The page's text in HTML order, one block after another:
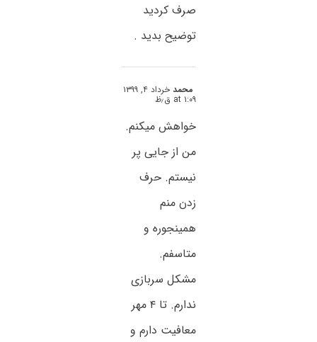
صرف کردید
توضیح بدید .
محمد خرداد ۴, ۱۳۹۹
at ۱:۰۹ ق٫ظ
خواهش میکنم.
من از جایی پر
نیستم. حرف
زدن منم
همینجوره و
متاسفم.
مشکل سربازی
ندارم. تا ۴ مهر
معافیت دارم و